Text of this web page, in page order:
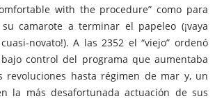
with the procedure” como para
camarote a terminar el papeleo (¡vaya
novato!). A las 2352 el “viejo” ordenó
control del programa que aumentaba
revoluciones hasta régimen de mar y, un
la más desafortunada actuación de sus